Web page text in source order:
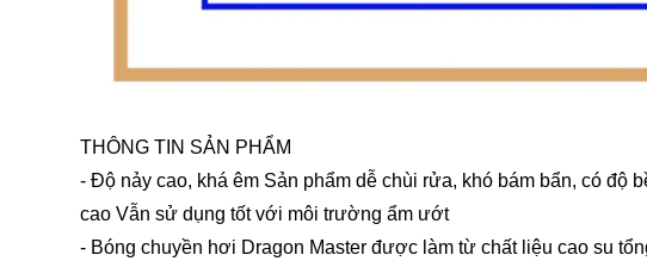
THÔNG TIN SẢN PHẨM
- Độ nảy cao, khá êm Sản phẩm dễ chùi rửa, khó bám bẩn, có độ
cao Vẫn sử dụng tốt với môi trường ẩm ướt
- Bóng chuyền hơi Dragon Master được làm từ chất liệu cao su